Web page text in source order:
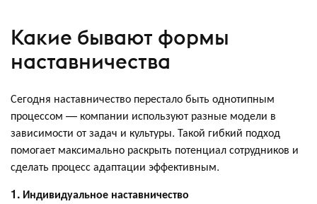
Какие бывают формы
наставничества
Сегодня наставничество перестало быть однотипным
процессом — компании используют разные модели в
зависимости от задач и культуры. Такой гибкий подход
помогает максимально раскрыть потенциал сотрудников и
сделать процесс адаптации эффективным.
1. Индивидуальное наставничество